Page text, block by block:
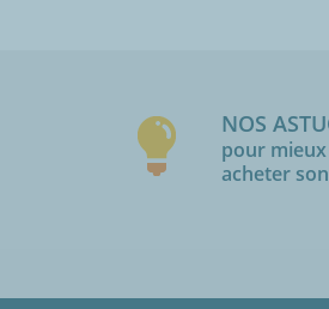
NOS
pour mieux
acheter